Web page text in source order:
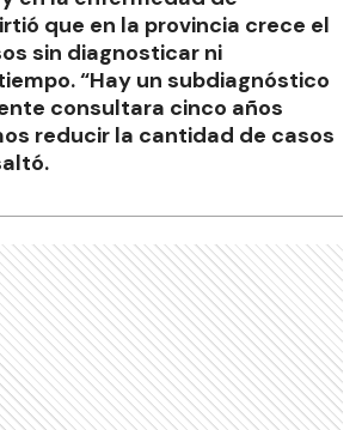
que en la provincia crece el
sin diagnosticar ni
“Hay un subdiagnóstico
consultara cinco años
reducir la cantidad de casos